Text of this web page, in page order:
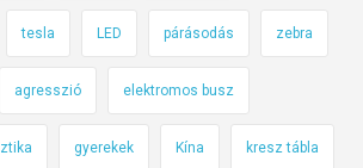
tesla LED párásodás zebra
agresszió elektromos busz
gyerekek Kína kresz tábla